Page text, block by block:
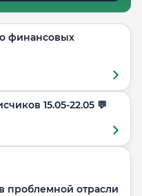
финансовых
15.05-22.05 💬
проблемной отрасли